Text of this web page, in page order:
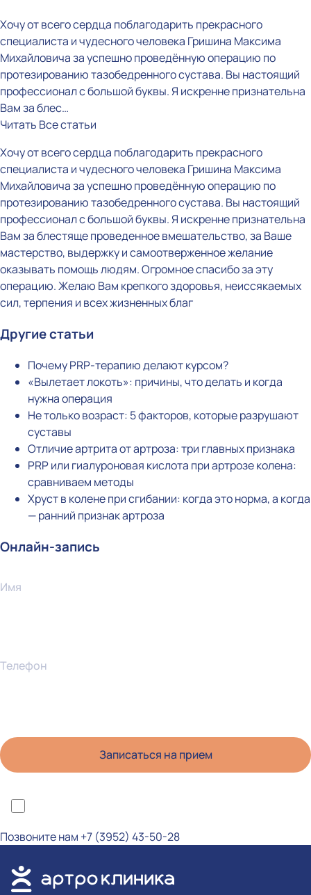
Хочу от всего сердца поблагодарить прекрасного
специалиста и чудесного человека Гришина Максима
Михайловича за успешно проведённую операцию по
протезированию тазобедренного сустава. Вы настоящий
профессионал с большой буквы. Я искренне признательна
Вам за блес…
Читать Все статьи
Хочу от всего сердца поблагодарить прекрасного
специалиста и чудесного человека Гришина Максима
Михайловича за успешно проведённую операцию по
протезированию тазобедренного сустава. Вы настоящий
профессионал с большой буквы. Я искренне признательна
Вам за блестяще проведенное вмешательство, за Ваше
мастерство, выдержку и самоотверженное желание
оказывать помощь людям. Огромное спасибо за эту
операцию. Желаю Вам крепкого здоровья, неиссякаемых
сил, терпения и всех жизненных благ
Другие статьи
Почему PRP-терапию делают курсом?
«Вылетает локоть»: причины, что делать и когда
нужна операция
Не только возраст: 5 факторов, которые разрушают
суставы
Отличие артрита от артроза: три главных признака
PRP или гиалуроновая кислота при артрозе колена:
сравниваем методы
Хруст в колене при сгибании: когда это норма, а когда
— ранний признак артроза
Онлайн-запись
Имя
Телефон
Позвоните нам +7 (3952) 43-50-28